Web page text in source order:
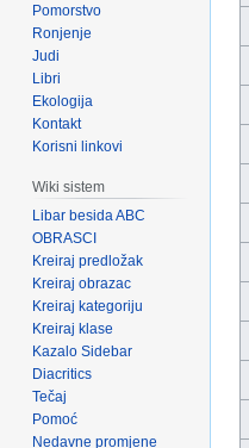
Pomorstvo
Ronjenje
Judi
Libri
Ekologija
Kontakt
Korisni linkovi
Wiki sistem
Libar besida ABC
OBRASCI
Kreiraj predložak
Kreiraj obrazac
Kreiraj kategoriju
Kreiraj klase
Kazalo Sidebar
Diacritics
Tečaj
Pomoć
Nedavne promjene